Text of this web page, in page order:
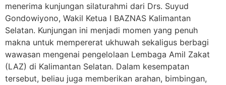
menerima kunjungan silaturahmi dari Drs. Suyud
Gondowiyono, Wakil Ketua I BAZNAS Kalimantan
Selatan. Kunjungan ini menjadi momen yang penuh
makna untuk mempererat ukhuwah sekaligus berbagi
wawasan mengenai pengelolaan Lembaga Amil Zakat
(LAZ) di Kalimantan Selatan. Dalam kesempatan
tersebut, beliau juga memberikan arahan, bimbingan,